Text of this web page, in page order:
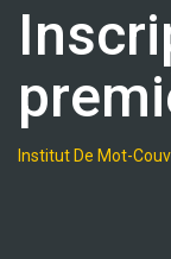
Institut De Mot-